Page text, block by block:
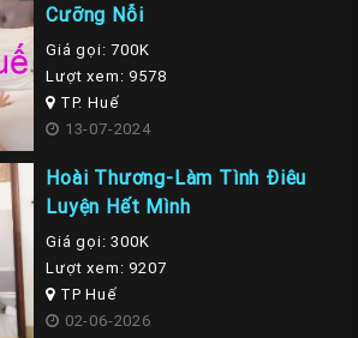
Cưỡng Nỗi
Giá gọi: 700K
Lượt xem: 9578
TP. Huế
13-07-2024
Hoài Thương-Làm Tình Điêu
Luyện Hết Mình
Giá gọi: 300K
Lượt xem: 9207
TP Huế
02-06-2026